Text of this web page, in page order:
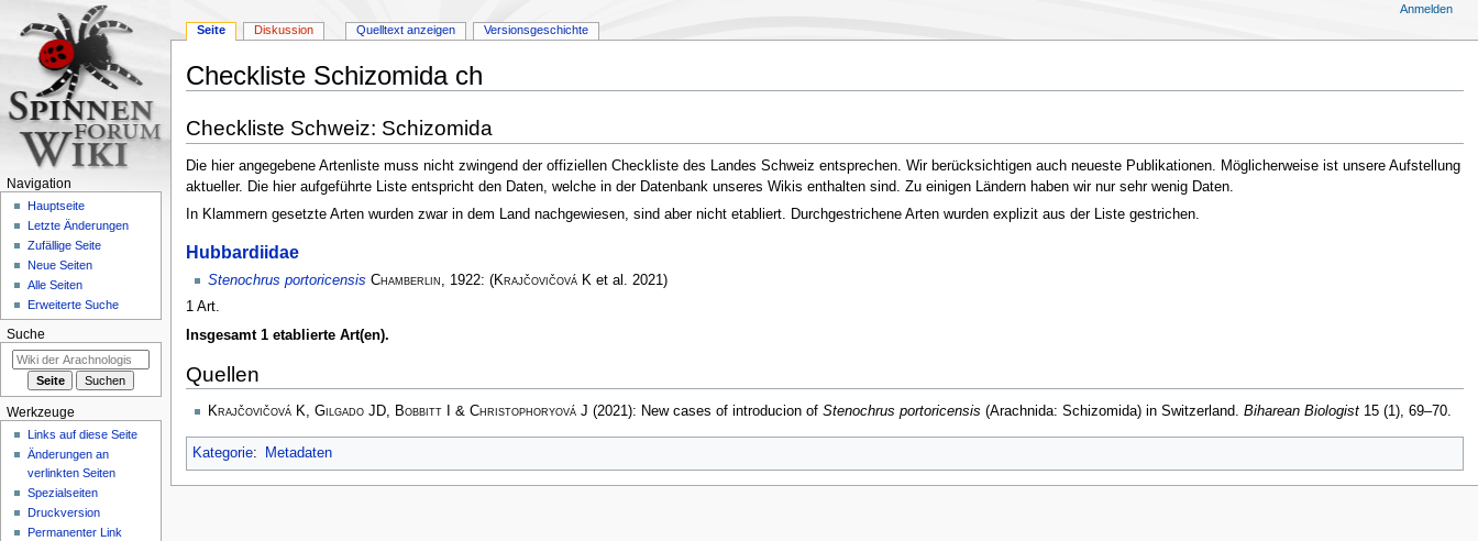
Checkliste Schizomida ch
Navigation
springen
Suche
springen
Checkliste Schweiz: Schizomida
Die hier angegebene Artenliste muss nicht zwingend der offiziellen Checkliste des Landes Schweiz entsprechen. Wir berücksichtigen auch neueste Publikationen. Möglicherweise ist unsere Aufstellung
aktueller. Die hier aufgeführte Liste entspricht den Daten, welche in der Datenbank unseres Wikis enthalten sind. Zu einigen Ländern haben wir nur sehr wenig Daten.
In Klammern gesetzte Arten wurden zwar in dem Land nachgewiesen, sind aber nicht etabliert. Durchgestrichene Arten wurden explizit aus der Liste gestrichen.
Hubbardiidae
Stenochrus portoricensis Chamberlin, 1922: (Krajčovičová Ket al. 2021)
1 Art.
Insgesamt 1 etablierte Art(en).
Quellen
Krajčovičová K, Gilgado JD, Bobbitt I & Christophoryová J (2021): New cases of introducion of Stenochrus portoricensis (Arachnida: Schizomida) in Switzerland. Biharean Biologist15 (1), 69–70.
Kategorie: Metadaten
Seite Diskussion Quelltext anzeigen Versionsgeschichte
Anmelden
Navigation
Hauptseite
Letzte Änderungen
Zufällige Seite
Neue Seiten
Alle Seiten
Erweiterte Suche
Suche
Werkzeuge
Links auf diese Seite
Änderungen an
verlinkten Seiten
Spezialseiten
Druckversion
Permanenter Link